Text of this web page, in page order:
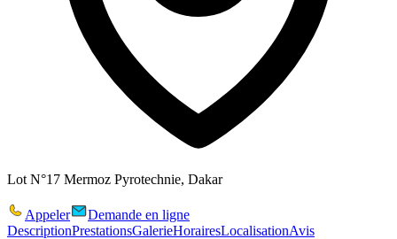
Lot N°17 Mermoz Pyrotechnie, Dakar
Appeler
Demande en ligne
DescriptionPrestationsGalerieHorairesLocalisationAvis